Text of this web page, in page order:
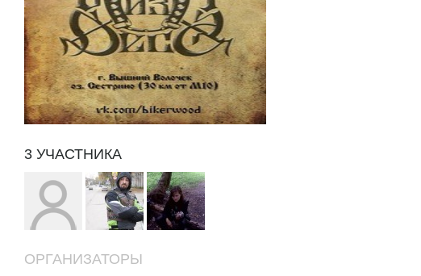
3 УЧАСТНИКА
ОРГАНИЗАТОРЫ